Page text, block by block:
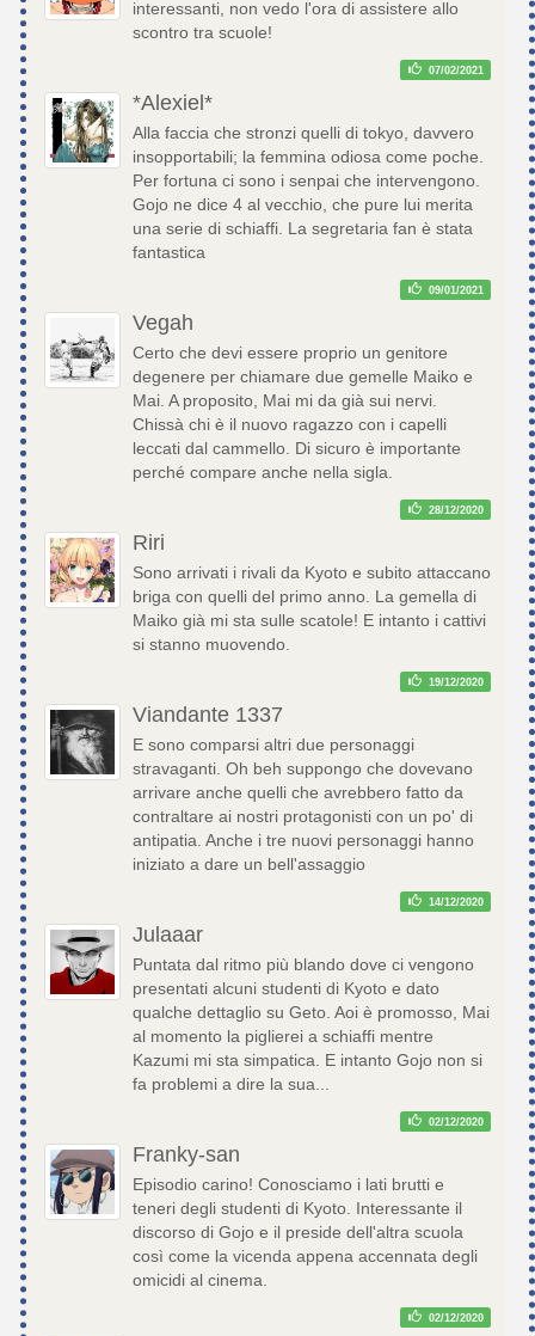
interessanti, non vedo l'ora di assistere allo
scontro tra scuole!
07/02/2021
*Alexiel*
Alla faccia che stronzi quelli di tokyo, davvero
insopportabili; la femmina odiosa come poche.
Per fortuna ci sono i senpai che intervengono.
Gojo ne dice 4 al vecchio, che pure lui merita
una serie di schiaffi. La segretaria fan è stata
fantastica
09/01/2021
Vegah
Certo che devi essere proprio un genitore
degenere per chiamare due gemelle Maiko e
Mai. A proposito, Mai mi da già sui nervi.
Chissà chi è il nuovo ragazzo con i capelli
leccati dal cammello. Di sicuro è importante
perché compare anche nella sigla.
28/12/2020
Riri
Sono arrivati i rivali da Kyoto e subito attaccano
briga con quelli del primo anno. La gemella di
Maiko già mi sta sulle scatole! E intanto i cattivi
si stanno muovendo.
19/12/2020
Viandante 1337
E sono comparsi altri due personaggi
stravaganti. Oh beh suppongo che dovevano
arrivare anche quelli che avrebbero fatto da
contraltare ai nostri protagonisti con un po' di
antipatia. Anche i tre nuovi personaggi hanno
iniziato a dare un bell'assaggio
14/12/2020
Julaaar
Puntata dal ritmo più blando dove ci vengono
presentati alcuni studenti di Kyoto e dato
qualche dettaglio su Geto. Aoi è promosso, Mai
al momento la piglierei a schiaffi mentre
Kazumi mi sta simpatica. E intanto Gojo non si
fa problemi a dire la sua...
02/12/2020
Franky-san
Episodio carino! Conosciamo i lati brutti e
teneri degli studenti di Kyoto. Interessante il
discorso di Gojo e il preside dell'altra scuola
così come la vicenda appena accennata degli
omicidi al cinema.
02/12/2020